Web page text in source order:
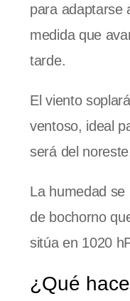
para adaptarse
medida que
tarde.
El viento
ventoso, ideal
será del
La humedad
de bochorno
sitúa en 1020
¿Qué